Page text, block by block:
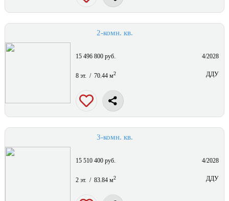
2-комн. кв.
15 496 800 руб. 4/2028
8 эт. / 70.44 м2 ДДУ
3-комн. кв.
15 510 400 руб. 4/2028
2 эт. / 83.84 м2 ДДУ